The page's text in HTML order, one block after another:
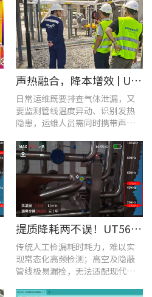
声热融合，降本增效 | UT568F红外声成像仪，以智能巡检筑牢气体厂区安全屏障
日常运维既要排查气体泄漏，又
要监测管线温度异动、识别发热
隐患，运维人员需同时携带声学
负重高、频繁切换工具，整体巡
检效率低下。
提质降耗两不误！UT568F红外声成像仪破解酿酒车间检漏难题
传统人工检漏耗时耗力，难以实
现常态化高频检测；高空及隐蔽
管线极易漏检，无法适配现代化